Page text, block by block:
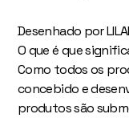
Desenhado por
O que é que
Como todos os
concebido e
produtos são